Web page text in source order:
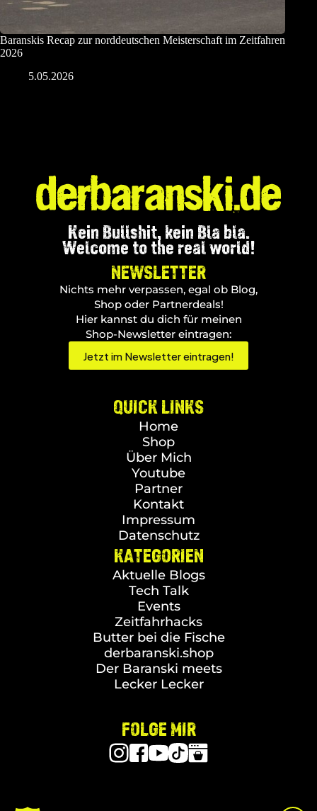
Baranskis Recap zur norddeutschen Meisterschaft im Zeitfahren
2026
5.05.2026
Kein Bullshit, kein Bla bla.
Welcome to the real world!
NEWSLETTER
Nichts mehr verpassen, egal ob Blog,
Shop oder Partnerdeals!
Hier kannst du dich für meinen
Shop-Newsletter eintragen:
Jetzt im Newsletter eintragen!
QUICK LINKS
Home
Shop
Über Mich
Youtube
Partner
Kontakt
Impressum
Datenschutz
KATEGORIEN
Aktuelle Blogs
Tech Talk
Events
Zeitfahrhacks
Butter bei die Fische
derbaranski.shop
Der Baranski meets
Lecker Lecker
FOLGE MIR